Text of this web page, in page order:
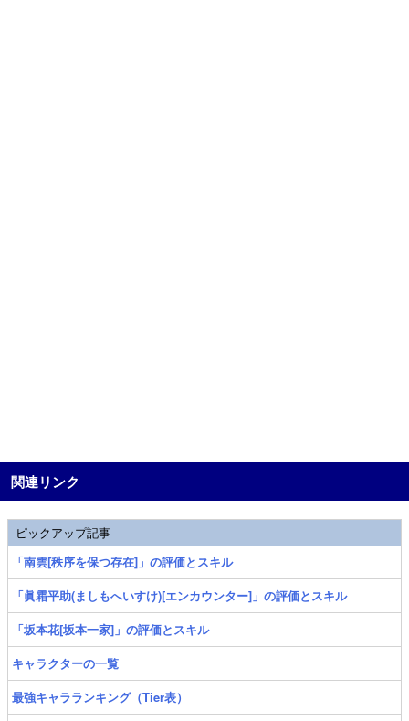
関連リンク
ピックアップ記事
「南雲[秩序を保つ存在]」の評価とスキル
「眞霜平助(ましもへいすけ)[エンカウンター]」の評価とスキル
「坂本花[坂本一家]」の評価とスキル
キャラクターの一覧
最強キャラランキング（Tier表）